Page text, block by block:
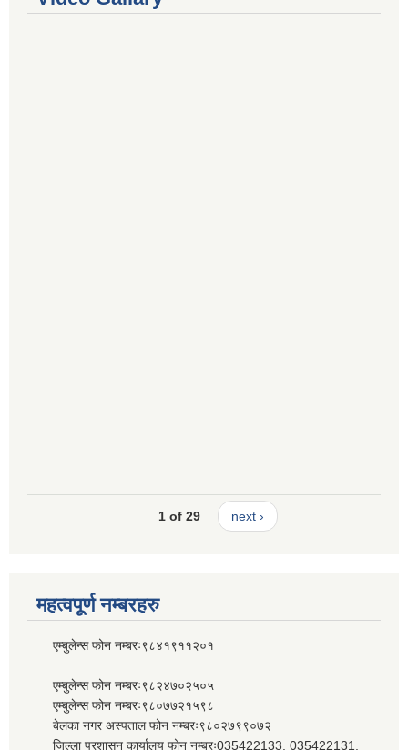
1 of 29 next ›
महत्वपूर्ण नम्बरहरु
एम्बुलेन्स फोन नम्बरः९८४१९११२०१
एम्बुलेन्स फोन नम्बरः९८२४७०२५०५
एम्बुलेन्स फोन नम्बरः९८०७७२१५९८
बेलका नगर अस्पताल फोन नम्बरः९८०२७९९०७२
जिल्ला प्रशासन कार्यालय फोन नम्बरः035422133, 035422131,